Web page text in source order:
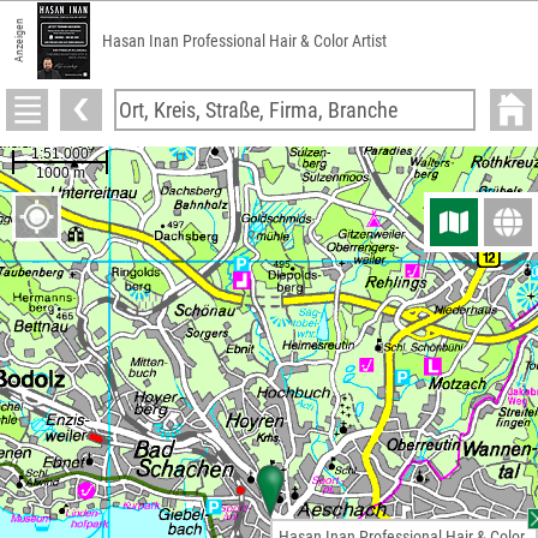
Anzeigen Hasan Inan Professional Hair & Color Artist